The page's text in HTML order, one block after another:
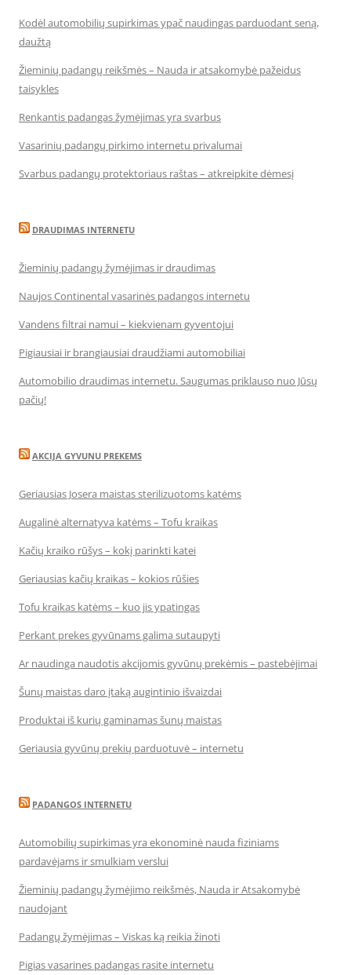
Kodėl automobilių supirkimas ypač naudingas parduodant seną,
daužtą
Žieminių padangų reikšmės – Nauda ir atsakomybė pažeidus
taisykles
Renkantis padangas žymėjimas yra svarbus
Vasarinių padangų pirkimo internetu privalumai
Svarbus padangų protektoriaus raštas – atkreipkite dėmesį
DRAUDIMAS INTERNETU
Žieminių padangų žymėjimas ir draudimas
Naujos Continental vasarinės padangos internetu
Vandens filtrai namui – kiekvienam gyventojui
Pigiausiai ir brangiausiai draudžiami automobiliai
Automobilio draudimas internetu. Saugumas priklauso nuo Jūsų
pačių!
AKCIJA GYVUNU PREKEMS
Geriausias Josera maistas sterilizuotoms katėms
Augalinė alternatyva katėms – Tofu kraikas
Kačių kraiko rūšys – kokį parinkti katei
Geriausias kačių kraikas – kokios rūšies
Tofu kraikas katėms – kuo jis ypatingas
Perkant prekes gyvūnams galima sutaupyti
Ar naudinga naudotis akcijomis gyvūnų prekėmis – pastebėjimai
Šunų maistas daro įtaką augintinio išvaizdai
Produktai iš kurių gaminamas šunų maistas
Geriausia gyvūnų prekių parduotuvė – internetu
PADANGOS INTERNETU
Automobilių supirkimas yra ekonominė nauda fiziniams
pardavėjams ir smulkiam verslui
Žieminių padangų žymėjimo reikšmės, Nauda ir Atsakomybė
naudojant
Padangų žymėjimas – Viskas ką reikia žinoti
Pigias vasarines padangas rasite internetu